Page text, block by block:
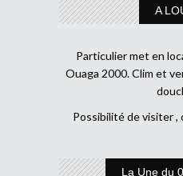
A
Particulier met en
Ouaga 2000. Clim et
Possibilité de visiter ,
La Une du